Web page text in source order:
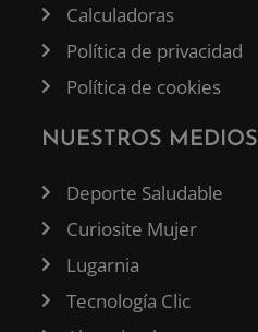
Calculadoras
Política de privacidad
Política de cookies
NUESTROS MEDIOS
Deporte Saludable
Curiosite Mujer
Lugarnia
Tecnología Clic